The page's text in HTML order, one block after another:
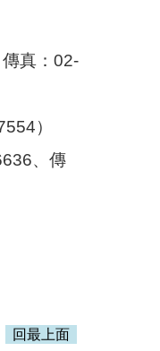
真：02-
）
、傳
回最上面